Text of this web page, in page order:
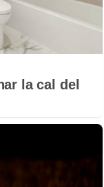
la cal del